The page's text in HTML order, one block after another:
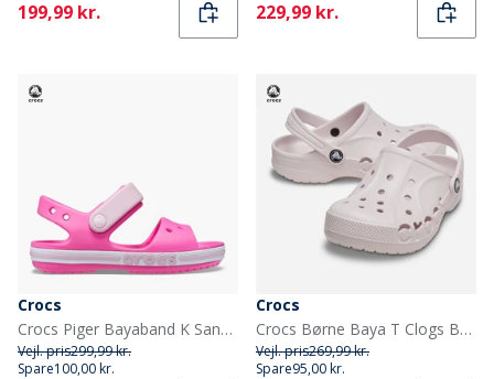
Current
199,99 kr. Current
229,99 kr.
Crocs
Crocs Piger Bayaband K Sandaler Electric Pink
Vejl. pris299,99 kr.
Spare100,00 kr.
Crocs
Crocs Børne Baya T Clogs Barely Pink
Vejl. pris269,99 kr.
Spare95,00 kr.